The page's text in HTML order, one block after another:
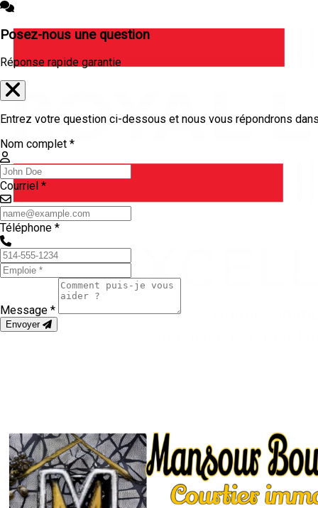
Posez-nous une question
Réponse rapide garantie
Entrez votre question ci-dessous et nous vous répondrons
Nom complet *
Courriel *
Téléphone *
Message *
Envoyer